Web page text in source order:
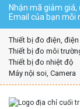
Nhận mã giảm
Email của bạn mỗi
Thiết bị đo điện,
Thiết bị đo môi
Thiết bị đo nhiệt độ
Máy nội soi, Camera